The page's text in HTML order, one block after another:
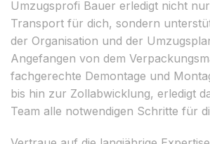
Umzugsprofi Bauer erledigt nicht
Transport für dich, sondern
der Organisation und der
Angefangen von dem
fachgerechte Demontage und
bis hin zur Zollabwicklung, erledigt
Team alle notwendigen Schritte für